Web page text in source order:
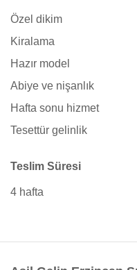
Özel dikim
Kiralama
Hazır model
Abiye ve nişanlık
Hafta sonu hizmet
Tesettür gelinlik
Teslim Süresi
4 hafta